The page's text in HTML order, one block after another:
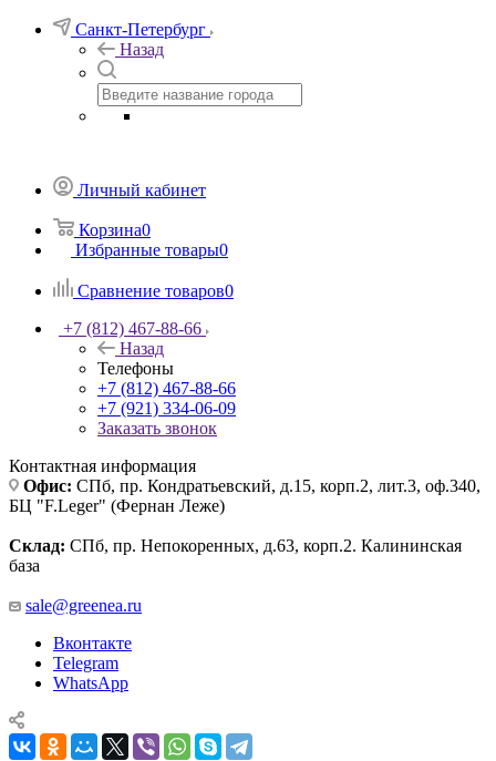
Санкт-Петербург
Назад
Личный кабинет
Корзина0
Избранные товары0
Сравнение товаров0
+7 (812) 467-88-66
Назад
Телефоны
+7 (812) 467-88-66
+7 (921) 334-06-09
Заказать звонок
Контактная информация
Офис: СПб, пр. Кондратьевский, д.15, корп.2, лит.3, оф.340,
БЦ "F.Leger" (Фернан Леже)
Склад: СПб, пр. Непокоренных, д.63, корп.2. Калининская
база
sale@greenea.ru
Вконтакте
Telegram
WhatsApp